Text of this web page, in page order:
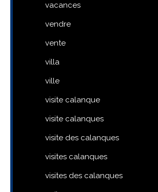
vacances
vendre
vente
villa
ville
visite calanque
visite calanques
visite des calanques
visites calanques
visites des calanques